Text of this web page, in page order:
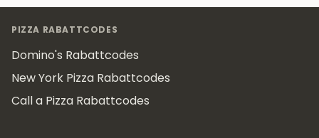
PIZZA RABATTCODES
Domino's Rabattcodes
New York Pizza Rabattcodes
Call a Pizza Rabattcodes